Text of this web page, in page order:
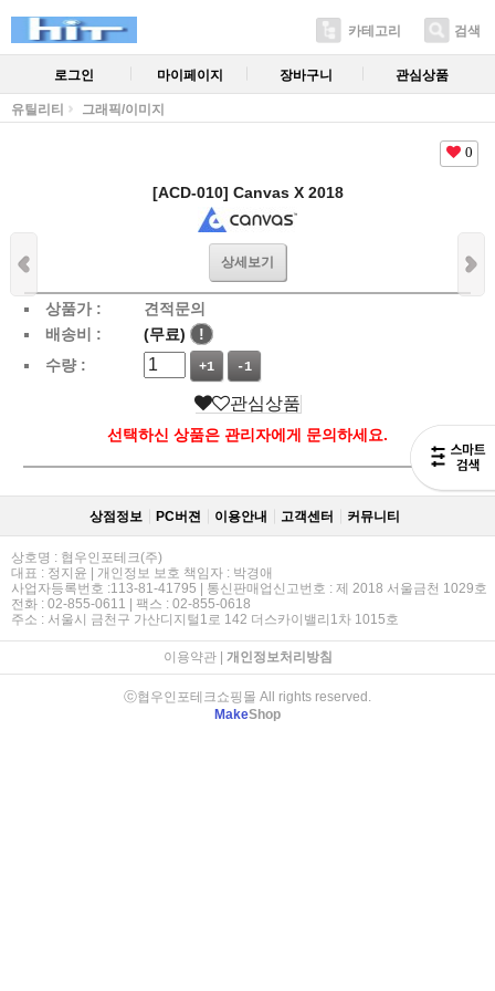
카테고리 검색
로그인 마이페이지 장바구니 관심상품
유틸리티 그래픽/이미지
0
[ACD-010] Canvas X 2018
상세보기
상품가 :
견적문의
배송비 :
(무료)
!
수량 :
+1 -1
관심상품
선택하신 상품은 관리자에게 문의하세요.
상점정보 PC버젼 이용안내 고객센터 커뮤니티
상호명 : 협우인포테크(주)
대표 : 정지윤 | 개인정보 보호 책임자 : 박경애
사업자등록번호 :113-81-41795 | 통신판매업신고번호 : 제 2018 서울금천 1029호
전화 : 02-855-0611 | 팩스 : 02-855-0618
주소 : 서울시 금천구 가산디지털1로 142 더스카이밸리1차 1015호
이용약관| 개인정보처리방침
ⓒ협우인포테크쇼핑몰 All rights reserved.
MakeShop